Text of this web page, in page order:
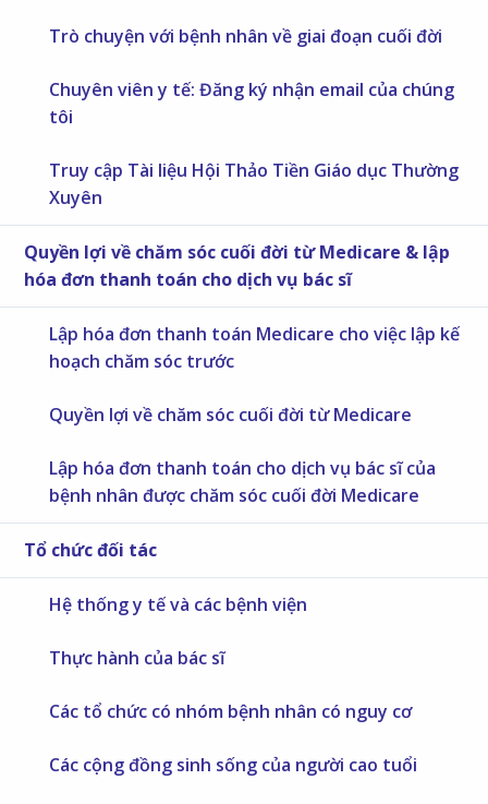
Trò chuyện với bệnh nhân về giai đoạn cuối đời
Chuyên viên y tế: Đăng ký nhận email của chúng
tôi
Truy cập Tài liệu Hội Thảo Tiền Giáo dục Thường
Xuyên
Quyền lợi về chăm sóc cuối đời từ Medicare & lập
hóa đơn thanh toán cho dịch vụ bác sĩ
Lập hóa đơn thanh toán Medicare cho việc lập kế
hoạch chăm sóc trước
Quyền lợi về chăm sóc cuối đời từ Medicare
Lập hóa đơn thanh toán cho dịch vụ bác sĩ của
bệnh nhân được chăm sóc cuối đời Medicare
Tổ chức đối tác
Hệ thống y tế và các bệnh viện
Thực hành của bác sĩ
Các tổ chức có nhóm bệnh nhân có nguy cơ
Các cộng đồng sinh sống của người cao tuổi